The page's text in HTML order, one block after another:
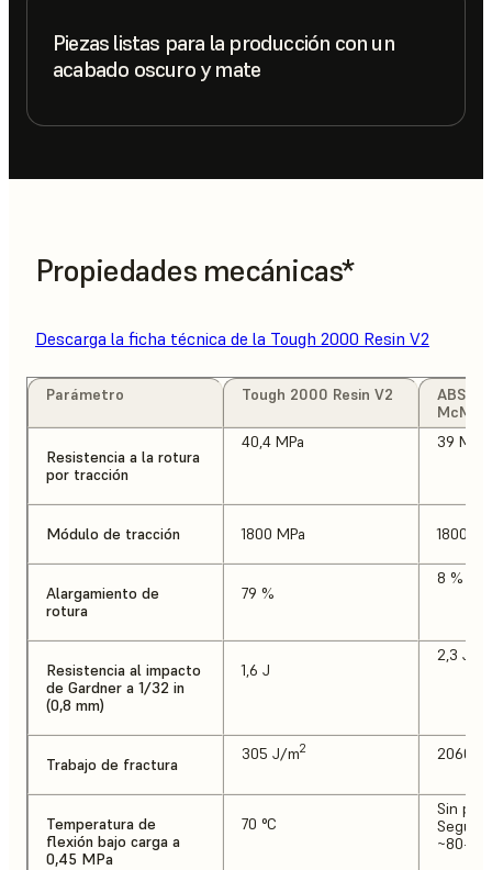
Piezas listas para la producción con un
acabado oscuro y mate
Propiedades mecánicas*
Descarga la ficha técnica de la Tough 2000 Resin V2
Parámetro Tough 2000 Resin V2
ABS,
Resistencia a la rotura
por tracción
40,4 MPa 39 MPa
Módulo de tracción 1800 MPa 1800
Alargamiento de
rotura
79 %
8 %
Resistencia al impacto
de Gardner a 1/32 in
(0,8 mm)
1,6 J
2,3 J
Trabajo de fractura
305 J/m2 2060
Temperatura de
flexión bajo carga a
0,45 MPa
70 °C
Sin
Según
~80-90